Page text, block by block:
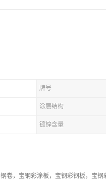
牌号
涂层结构
镀锌含量
，宝钢彩涂板，宝钢彩钢板，宝钢